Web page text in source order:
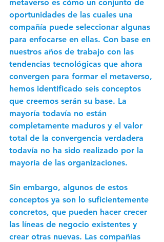
metaverso es cómo un conjunto de
oportunidades de las cuales una
compañía puede seleccionar algunas
para enfocarse en ellas. Con base en
nuestros años de trabajo con las
tendencias tecnológicas que ahora
convergen para formar el metaverso,
hemos identificado seis conceptos
que creemos serán su base. La
mayoría todavía no están
completamente maduros y el valor
total de la convergencia verdadera
todavía no ha sido realizado por la
mayoría de las organizaciones.
Sin embargo, algunos de estos
conceptos ya son lo suficientemente
concretos, que pueden hacer crecer
las líneas de negocio existentes y
crear otras nuevas. Las compañías